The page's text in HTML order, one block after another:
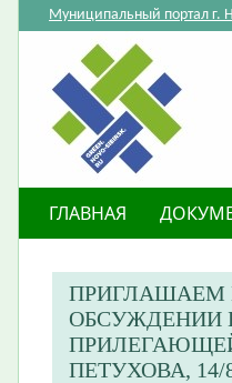
Муниципальный портал г.
ГЛАВНАЯ
ПРИГЛАШАЕМ
ОБСУЖДЕНИИ
ПЕТУХОВА, 14/